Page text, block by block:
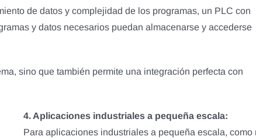
de datos y complejidad de los programas, un PLC con
y datos necesarios puedan almacenarse y accederse
sino que también permite una integración perfecta con
4. Aplicaciones industriales a pequeña escala:
Para aplicaciones industriales a pequeña escala,